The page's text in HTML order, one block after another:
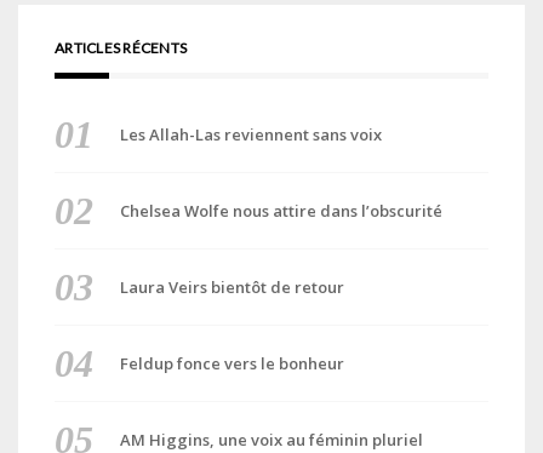
ARTICLES RÉCENTS
Les Allah-Las reviennent sans voix
Chelsea Wolfe nous attire dans l’obscurité
Laura Veirs bientôt de retour
Feldup fonce vers le bonheur
AM Higgins, une voix au féminin pluriel